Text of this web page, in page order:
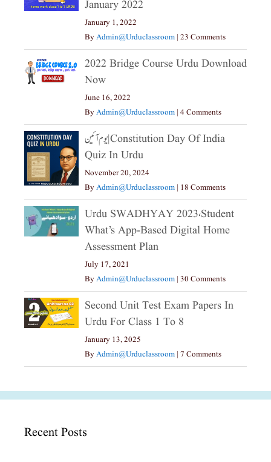
January 2022
January 1, 2022
ByAdmin@urduclassroom | 23 Comments
2022 Bridge Course Urdu Download
Now
June 16, 2022
ByAdmin@urduclassroom | 4 Comments
یوم آئین|constitution Day Of India
Quiz In Urdu
November 20, 2024
ByAdmin@urduclassroom | 18 Comments
Urdu SWADHYAY 2023،Student
What’s App-Based Digital Home
Assessment Plan
July 17, 2021
ByAdmin@urduclassroom | 30 Comments
Second Unit Test Exam Papers In
Urdu For Class 1 To 8
January 13, 2025
ByAdmin@urduclassroom | 7 Comments
Recent Posts